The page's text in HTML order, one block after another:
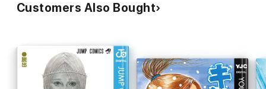
Customers Also Bought